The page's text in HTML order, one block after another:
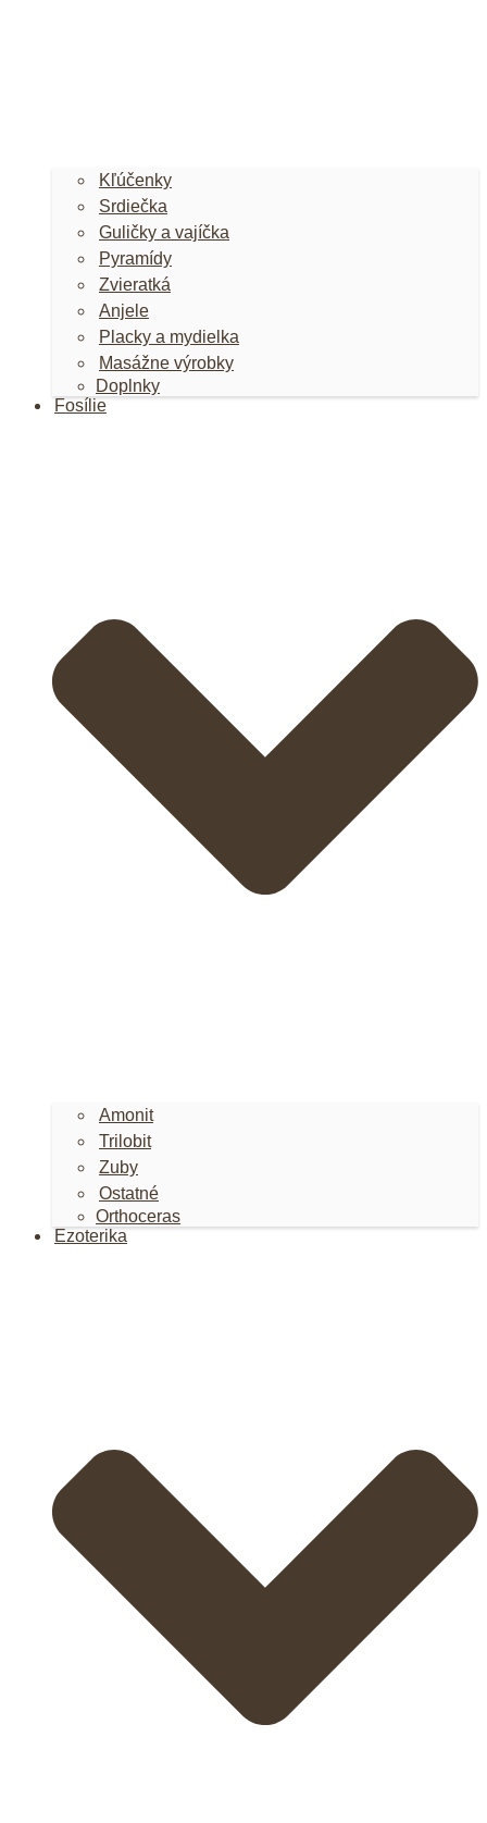
Kľúčenky
Srdiečka
Guličky a vajíčka
Pyramídy
Zvieratká
Anjele
Placky a mydielka
Masážne výrobky
Doplnky
Fosílie
Amonit
Trilobit
Zuby
Ostatné
Orthoceras
Ezoterika